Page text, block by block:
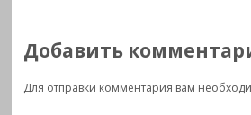
Добавить
Для отправки комментария вам